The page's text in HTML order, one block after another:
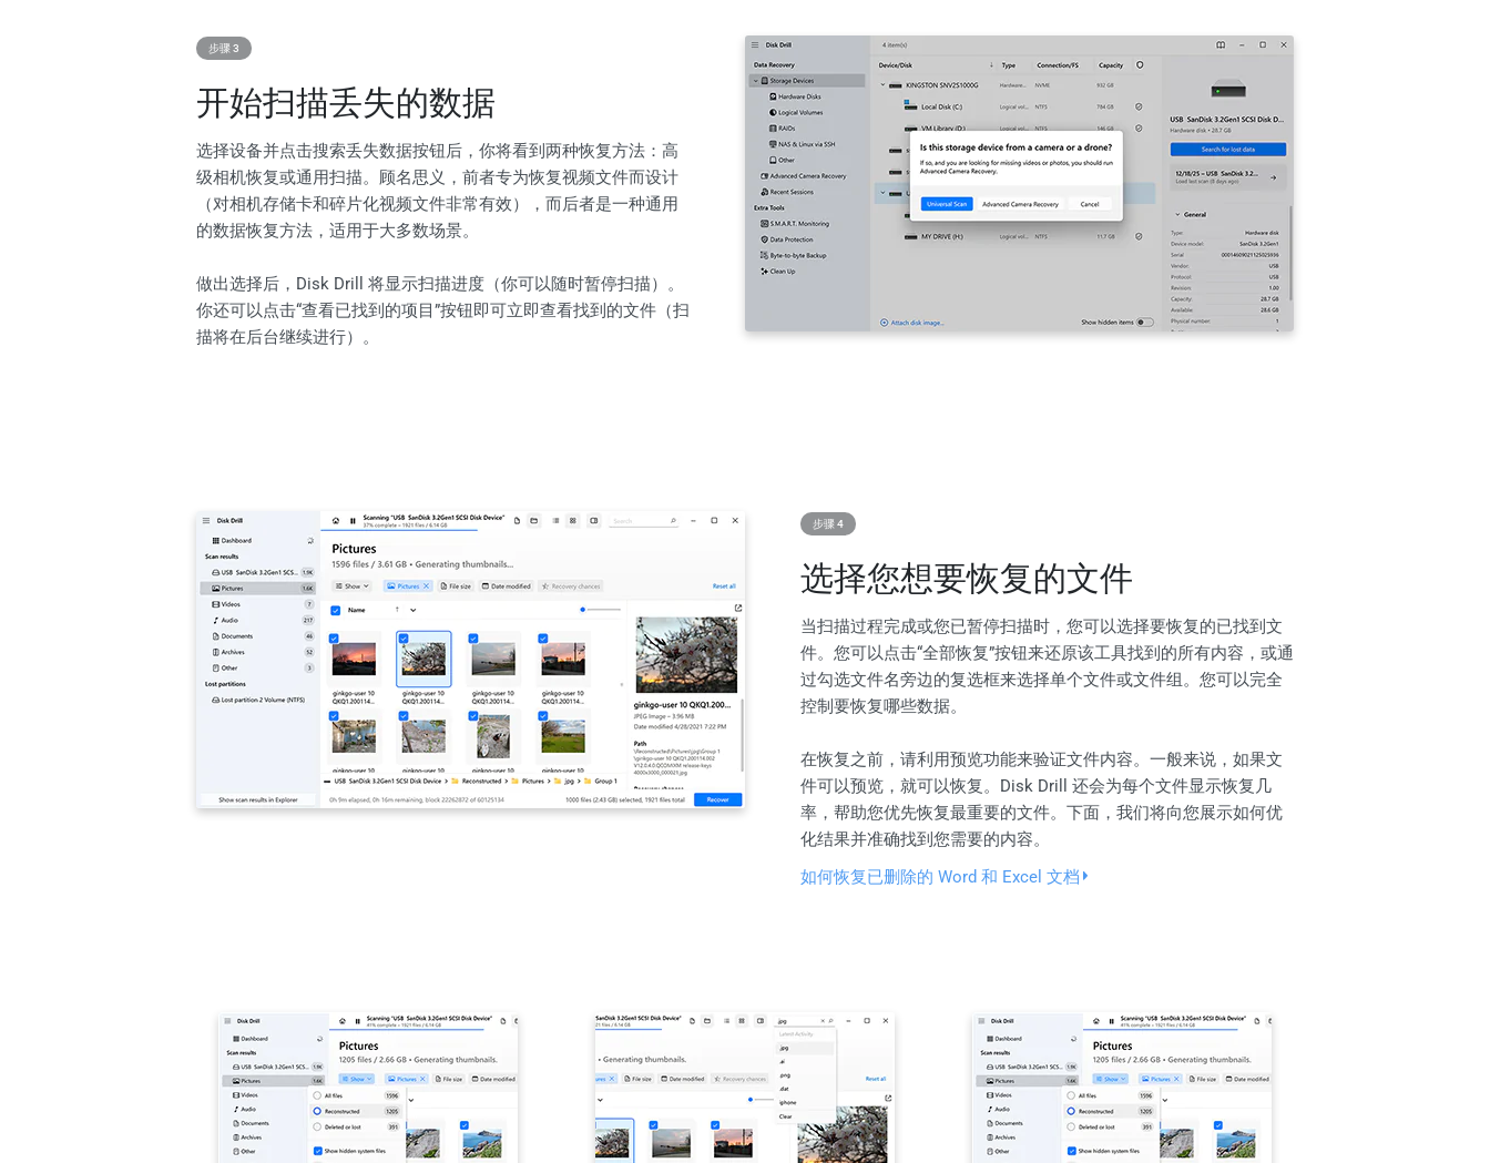
步骤 3
开始扫描丢失的数据
选择设备并点击搜索丢失数据按钮后，你将看到两种恢复方法：高
级相机恢复或通用扫描。顾名思义，前者专为恢复视频文件而设计
（对相机存储卡和碎片化视频文件非常有效），而后者是一种通用
的数据恢复方法，适用于大多数场景。
做出选择后，Disk Drill 将显示扫描进度（你可以随时暂停扫描）。
你还可以点击“查看已找到的项目”按钮即可立即查看找到的文件（扫
描将在后台继续进行）。
步骤 4
选择您想要恢复的文件
当扫描过程完成或您已暂停扫描时，您可以选择要恢复的已找到文
件。您可以点击“全部恢复”按钮来还原该工具找到的所有内容，或通
过勾选文件名旁边的复选框来选择单个文件或文件组。您可以完全
控制要恢复哪些数据。
在恢复之前，请利用预览功能来验证文件内容。一般来说，如果文
件可以预览，就可以恢复。Disk Drill 还会为每个文件显示恢复几
率，帮助您优先恢复最重要的文件。下面，我们将向您展示如何优
化结果并准确找到您需要的内容。
如何恢复已删除的 Word 和 Excel 文档